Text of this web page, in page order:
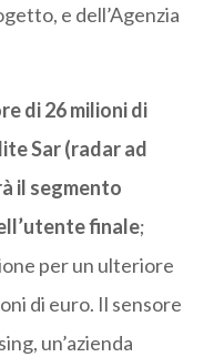
e dell’Agenzia
di 26 milioni di
Sar (radar ad
il segmento
finale;
per un ulteriore
di euro. Il sensore
un’azienda